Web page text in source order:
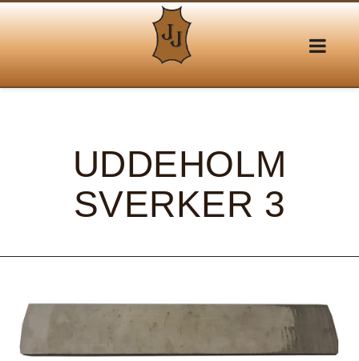
UDDEHOLM
SVERKER 3